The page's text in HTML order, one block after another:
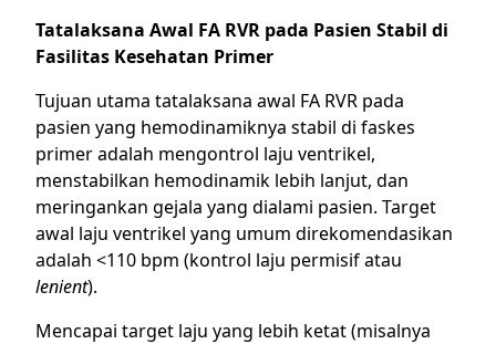
Tatalaksana Awal FA RVR pada Pasien Stabil di
Fasilitas Kesehatan Primer
Tujuan utama tatalaksana awal FA RVR pada
pasien yang hemodinamiknya stabil di faskes
primer adalah mengontrol laju ventrikel,
menstabilkan hemodinamik lebih lanjut, dan
meringankan gejala yang dialami pasien. Target
awal laju ventrikel yang umum direkomendasikan
adalah <110 bpm (kontrol laju permisif atau
lenient).
Mencapai target laju yang lebih ketat (misalnya